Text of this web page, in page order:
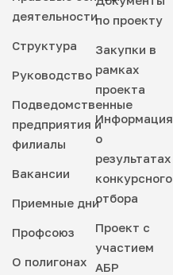
деятельности
Структура
Руководство
Подведомственные
предприятия и
филиалы
Вакансии
Приемные дни
Профсоюз
О полигонах
по проекту
Закупки в
рамках
проекта
Информация
о
результатах
конкурсного
отбора
Проект с
участием
АБР